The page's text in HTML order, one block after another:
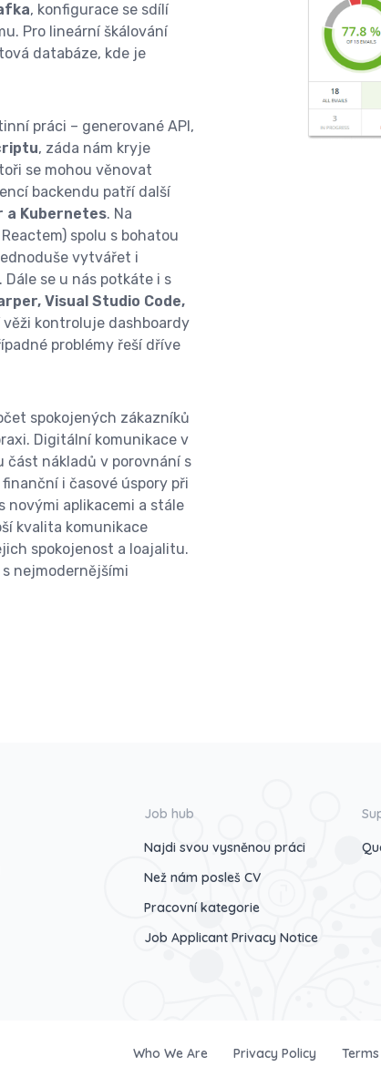
, konfigurace se sdílí
Pro lineární škálování
databáze, kde je
práci – generované API,
, záda nám kryje
se mohou věnovat
backendu patří další
a Kubernetes. Na
spolu s bohatou
vytvářet i
. Dále se u nás potkáte i s
Visual Studio Code,
kontroluje dashboardy
problémy řeší dříve
spokojených zákazníků
Digitální komunikace v
část nákladů v porovnání s
i časové úspory při
novými aplikacemi a stále
kvalita komunikace
spokojenost a loajalitu.
nejmodernějšími
Job hub
Najdi svou vysněnou práci
Než nám posleš CV
Pracovní kategorie
Job Applicant Privacy Notice
Who We Are Privacy Policy